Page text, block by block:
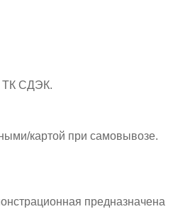
ТК СДЭК.
картой при самовывозе.
предназначена